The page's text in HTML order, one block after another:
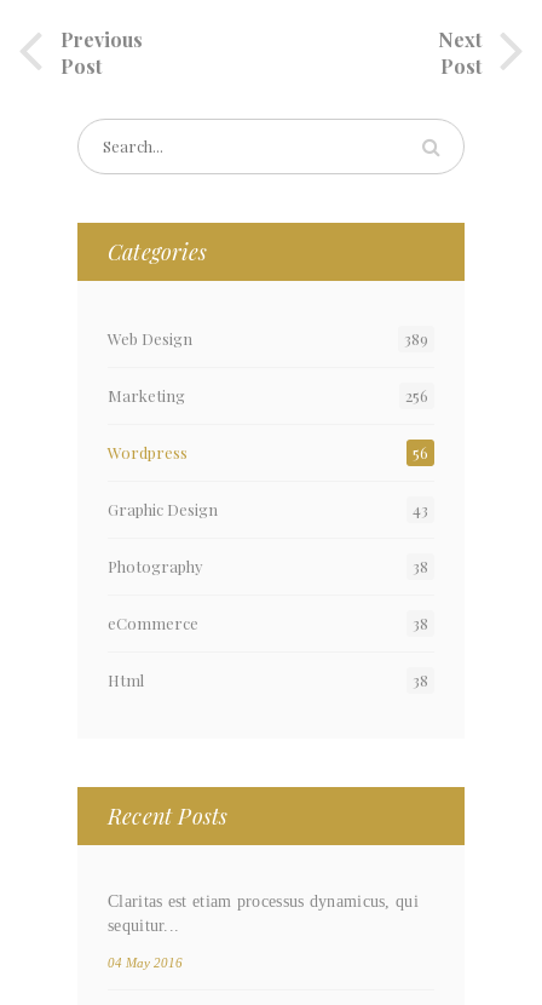
Previous
Post
Next
Post
Categories
Web Design 389
Marketing 256
Wordpress 56
Graphic Design 43
Photography 38
eCommerce 38
Html 38
Recent Posts
Claritas est etiam processus dynamicus, qui
sequitur...
04 May 2016